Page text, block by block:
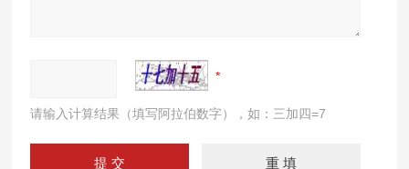
请输入计算结果（填写阿拉伯数字），如：三加四=7